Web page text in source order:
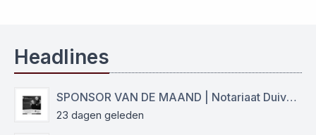
Headlines
SPONSOR VAN DE MAAND | Notariaat Duiven Westervoort
23 dagen geleden